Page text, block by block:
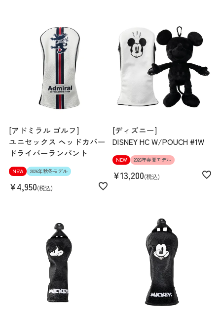
[アドミラル ゴルフ]
ユニセックス ヘッドカバー
ドライバーランパント
NEW 2026年秋冬モデル
¥4,950 税込
[ディズニー]
DISNEY HC W/POUCH #1W
NEW 2026年春夏モデル
¥13,200 税込